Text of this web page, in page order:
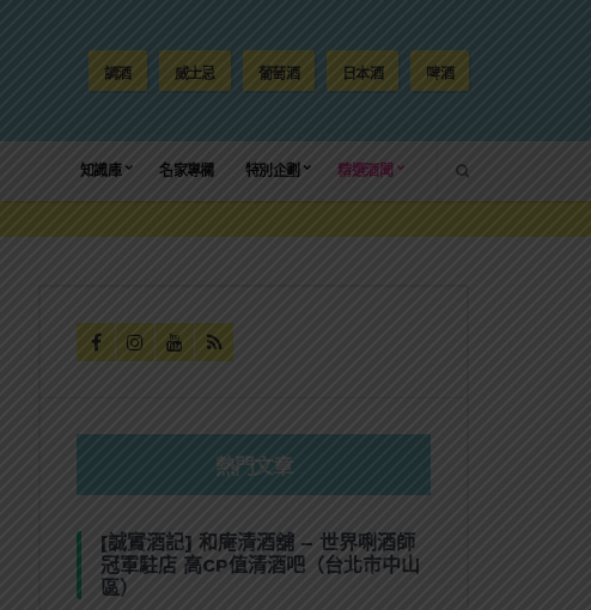
調酒 威士忌 葡萄酒 日本酒 啤酒
知識庫 名家專欄 特別企劃 精選酒聞
熱門文章
[誠實酒記] 和庵清酒舖 – 世界唎酒師
冠軍駐店 高CP值清酒吧（台北市中山
區）